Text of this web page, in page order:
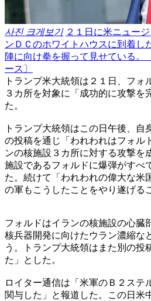
사진 크게보기 ２１日に米ニュー
ンＤＣのホワイトハウスに到着し
陣に向け拳を握って見せている
ース〕
トランプ米大統領は２１日、フォ
３カ所を対象に「成功的に攻撃を
た。
トランプ大統領はこの日午後、自
の投稿を通じ「われわれはフォル
ンの核施設３カ所に対する攻撃を
施設であるフォルドに爆弾がすべ
た。続けて「われわれの偉大な米
の軍もこうしたことをやり遂げる
フォルドはイランの核施設の心臓
核兵器開発に向けたウラン濃縮な
う。トランプ大統領はまた別の投
た」とした。
ロイター通信は「米軍のＢ２ステ
関与した」と報道した。この日米